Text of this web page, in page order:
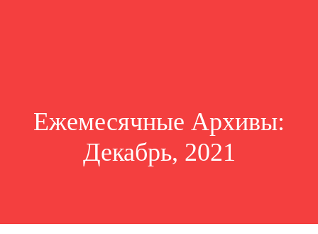
Ежемесячные Архивы:
Декабрь, 2021